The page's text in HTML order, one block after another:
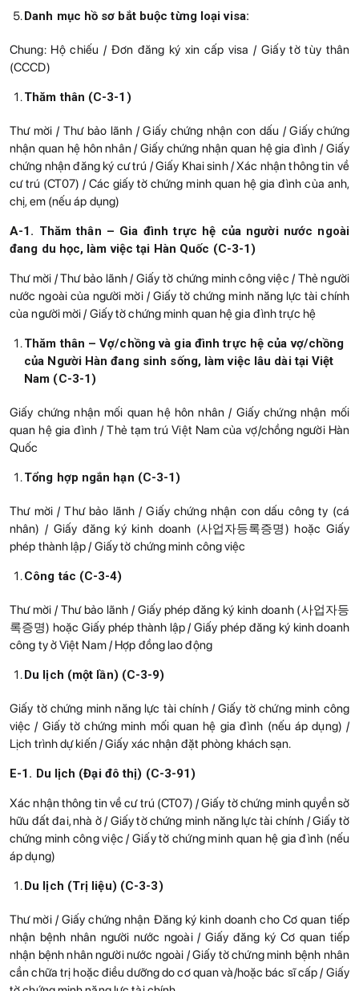
Danh mục hồ sơ bắt buộc từng loại visa:
Chung: Hộ chiếu / Đơn đăng ký xin cấp visa / Giấy tờ tùy thân
(CCCD)
Thăm thân (C-3-1)
Thư mời / Thư bảo lãnh / Giấy chứng nhận con dấu / Giấy chứng
nhận quan hệ hôn nhân / Giấy chứng nhận quan hệ gia đình / Giấy
chứng nhận đăng ký cư trú / Giấy Khai sinh / Xác nhận thông tin về
cư trú (CT07) / Các giấy tờ chứng minh quan hệ gia đình của anh,
chị, em (nếu áp dụng)
A-1. Thăm thân – Gia đình trực hệ của người nước ngoài
đang du học, làm việc tại Hàn Quốc (C-3-1)
Thư mời / Thư bảo lãnh / Giấy tờ chứng minh công việc / Thẻ người
nước ngoài của người mời / Giấy tờ chứng minh năng lực tài chính
của người mời / Giấy tờ chứng minh quan hệ gia đình trực hệ
Thăm thân – Vợ/chồng và gia đình trực hệ của vợ/chồng
của Người Hàn đang sinh sống, làm việc lâu dài tại Việt
Nam (C-3-1)
Giấy chứng nhận mối quan hệ hôn nhân / Giấy chứng nhận mối
quan hệ gia đình / Thẻ tạm trú Việt Nam của vợ/chồng người Hàn
Quốc
Tổng hợp ngắn hạn (C-3-1)
Thư mời / Thư bảo lãnh / Giấy chứng nhận con dấu công ty (cá
nhân) / Giấy đăng ký kinh doanh (사업자등록증명) hoặc Giấy
phép thành lập / Giấy tờ chứng minh công việc
Công tác (C-3-4)
Thư mời / Thư bảo lãnh / Giấy phép đăng ký kinh doanh (사업자등
록증명) hoặc Giấy phép thành lập / Giấy phép đăng ký kinh doanh
công ty ở Việt Nam / Hợp đồng lao động
Du lịch (một lần) (C-3-9)
Giấy tờ chứng minh năng lực tài chính / Giấy tờ chứng minh công
việc / Giấy tờ chứng minh mối quan hệ gia đình (nếu áp dụng) /
Lịch trình dự kiến / Giấy xác nhận đặt phòng khách sạn.
E-1. Du lịch (Đại đô thị) (C-3-91)
Xác nhận thông tin về cư trú (CT07) / Giấy tờ chứng minh quyền sở
hữu đất đai, nhà ở / Giấy tờ chứng minh năng lực tài chính / Giấy tờ
chứng minh công việc / Giấy tờ chứng minh quan hệ gia đình (nếu
áp dụng)
Du lịch (Trị liệu) (C-3-3)
Thư mời / Giấy chứng nhận Đăng ký kinh doanh cho Cơ quan tiếp
nhận bệnh nhân người nước ngoài / Giấy đăng ký Cơ quan tiếp
nhận bệnh nhân người nước ngoài / Giấy tờ chứng minh bệnh nhân
cần chữa trị hoặc điều dưỡng do cơ quan và/hoặc bác sĩ cấp / Giấy